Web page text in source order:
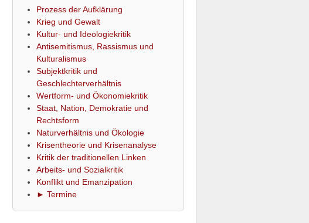
Prozess der Aufklärung
Krieg und Gewalt
Kultur- und Ideologiekritik
Antisemitismus, Rassismus und
Kulturalismus
Subjektkritik und
Geschlechterverhältnis
Wertform- und Ökonomiekritik
Staat, Nation, Demokratie und
Rechtsform
Naturverhältnis und Ökologie
Krisentheorie und Krisenanalyse
Kritik der traditionellen Linken
Arbeits- und Sozialkritik
Konflikt und Emanzipation
► Termine